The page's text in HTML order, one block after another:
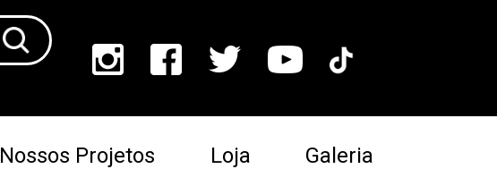
Nossos Projetos Loja Galeria